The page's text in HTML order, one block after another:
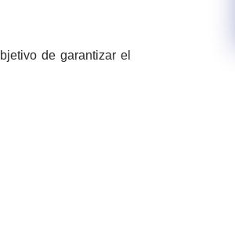
de garantizar el